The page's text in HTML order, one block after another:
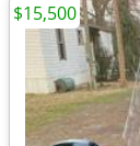
$15,500